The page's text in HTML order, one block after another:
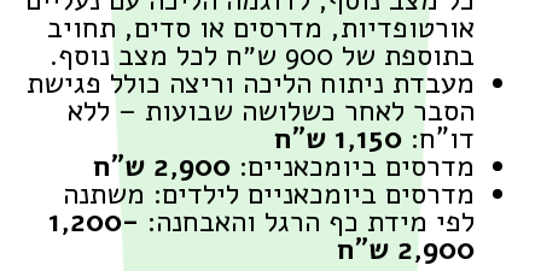
אורטופדיות, מדרסים או סדים, תחויב
בתוספת של 900 ש״ח לכל מצב נוסף.
מעבדת ניתוח הליכה וריצה כולל פגישת
הסבר לאחר כשלושה שבועות – ללא
דו"ח:1,150 ש"ח
מדרסים ביומכאניים:2,900 ש"ח
מדרסים ביומכאניים לילדים: משתנה
לפי מידת כף הרגל והאבחנה:1,200-
2,900 ש"ח